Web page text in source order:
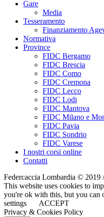
Gare
Media
Tesseramento
Finanziamento
Normativa
Province
FIDC Bergamo
FIDC Brescia
FIDC Como
FIDC Cremona
FIDC Lecco
FIDC Lodi
FIDC Mantova
FIDC Milano e
FIDC Pavia
FIDC Sondrio
FIDC Varese
I nostri corsi online
Contatti
Federcaccia Lombardia © 2019
This website uses cookies to
you're ok with this, but you can
settings
ACCEPT
Privacy & Cookies Policy